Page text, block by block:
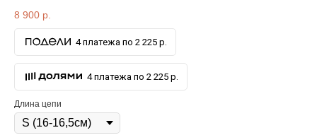
8 900 р.
4 платежа по 2 225 р.
4 платежа по 2 225 р.
Длина цепи